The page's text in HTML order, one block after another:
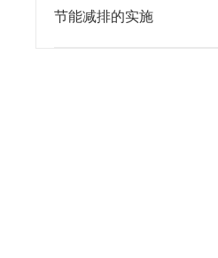
节能减排的实施